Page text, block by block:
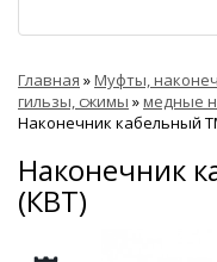
Главная »Муфты,
гильзы, сжимы »медные
Наконечник кабельный
Наконечник
(КВТ)